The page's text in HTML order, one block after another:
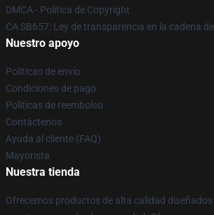
DMCA - Política de Copyright
CA SB657: Ley de transparencia en la cadena
Nuestro apoyo
Políticas de envío
Condiciones de pago
Políticas de reembolso
Contáctenos
Ayuda al cliente (FAQ)
Mayorista
Nuestra tienda
Ofrecemos productos de alta calidad